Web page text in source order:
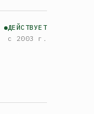
ДЕЙСТВУЕТ
с 2003 г.